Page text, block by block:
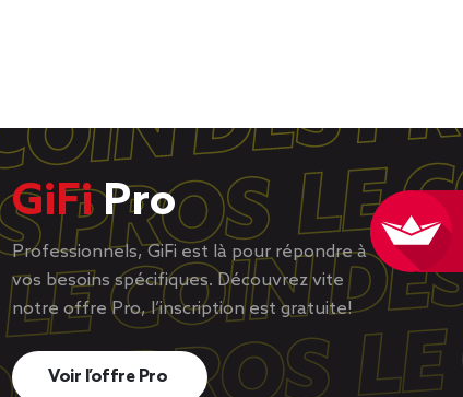
GiFiPro
Professionnels, GiFi est là pour répondre à
vos besoins spécifiques. Découvrez vite
notre offre Pro, l’inscription est gratuite!
Voir l’offre Pro